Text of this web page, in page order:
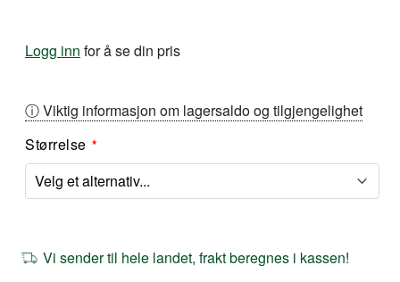
Logg inn for å se din pris
ⓘ Viktig informasjon om lagersaldo og tilgjengelighet
Størrelse
Vi sender til hele landet, frakt beregnes i kassen!